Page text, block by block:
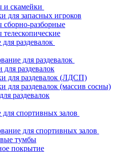
и скамейки
для запасных игроков
сборно-разборные
раздевалок
для раздевалок
раздевалок
для раздевалок (ЛДСП)
для раздевалок (массив сосны)
раздевалок
спортивных залов
для спортивных залов
тумбы
покрытие